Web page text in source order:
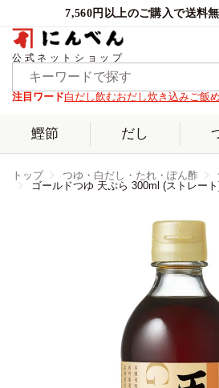
7,560円以上のご購入で送料
公式ネットショップ
注目ワード白だし飲むおだし炊き込みご飯
鰹節 だし
トップ つゆ・白だし・たれ・ぽん酢
ゴールドつゆ 天ぷら 300ml (ストレー